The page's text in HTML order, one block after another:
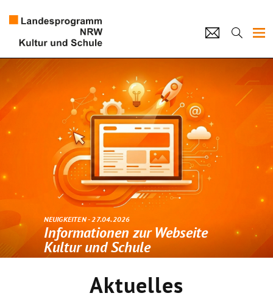
Künstlerpool
Kultur und Schule
Impressum Datenschutz Kontakt
NEUIGKEITEN - 27.04.2026
Informationen zur Webseite
Kultur und Schule
Aktuelles